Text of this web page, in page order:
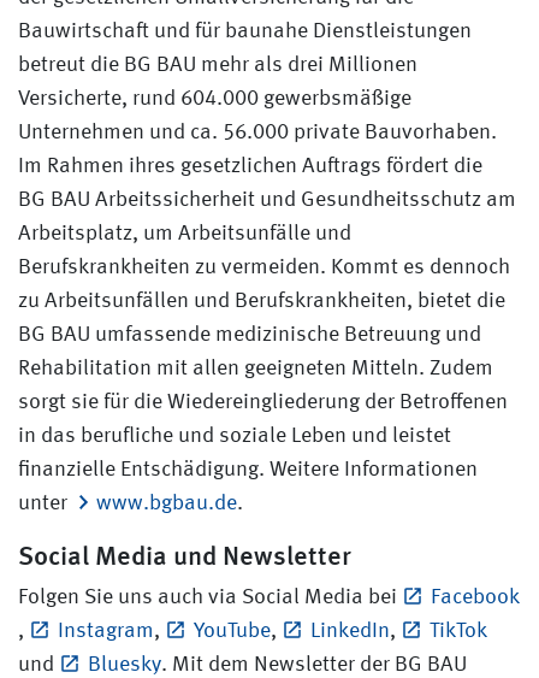
Bauwirtschaft und für baunahe Dienstleistungen
betreut die BG BAU mehr als drei Millionen
Versicherte, rund 604.000 gewerbsmäßige
Unternehmen und ca. 56.000 private Bauvorhaben.
Im Rahmen ihres gesetzlichen Auftrags fördert die
BG BAU Arbeitssicherheit und Gesundheitsschutz am
Arbeitsplatz, um Arbeitsunfälle und
Berufskrankheiten zu vermeiden. Kommt es dennoch
zu Arbeitsunfällen und Berufskrankheiten, bietet die
BG BAU umfassende medizinische Betreuung und
Rehabilitation mit allen geeigneten Mitteln. Zudem
sorgt sie für die Wiedereingliederung der Betroffenen
in das berufliche und soziale Leben und leistet
finanzielle Entschädigung. Weitere Informationen
unter
www.bgbau.de.
Social Media und Newsletter
Folgen Sie uns auch via Social Media bei
Facebook
,
Instagram, YouTube, LinkedIn,
TikTok
und
Bluesky. Mit dem Newsletter der BG BAU